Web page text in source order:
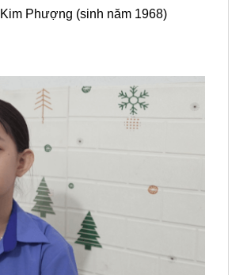
Phượng (sinh năm 1968)